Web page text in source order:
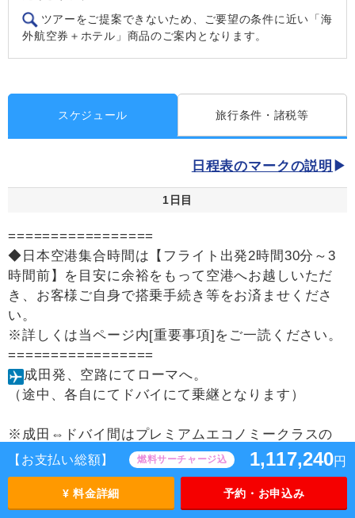
【お支払い総額】 燃料サーチャージ込 1,117,240円
¥ 料金詳細 予約・お申込み
ツアーをご提案できないため、ご要望の条件に近い「海
外航空券＋ホテル」商品のご案内となります。
スケジュール 旅行条件・諸税等
日程表のマークの説明
1日目
=================
◆日本空港集合時間は【フライト出発2時間30分～3
時間前】を目安に余裕をもって空港へお越しいただ
き、お客様ご自身で搭乗手続き等をお済ませくださ
い。
※詳しくは当ページ内[重要事項]をご一読ください。
=================
成田発、空路にてローマへ。
（途中、各自にてドバイにて乗継となります）
※成田⇔ドバイ間はプレミアムエコノミークラスの
ご利用となります。ドバイ⇔欧州間はエコノミーク
ラスのご利用となります。
22:30 成田国際空港発